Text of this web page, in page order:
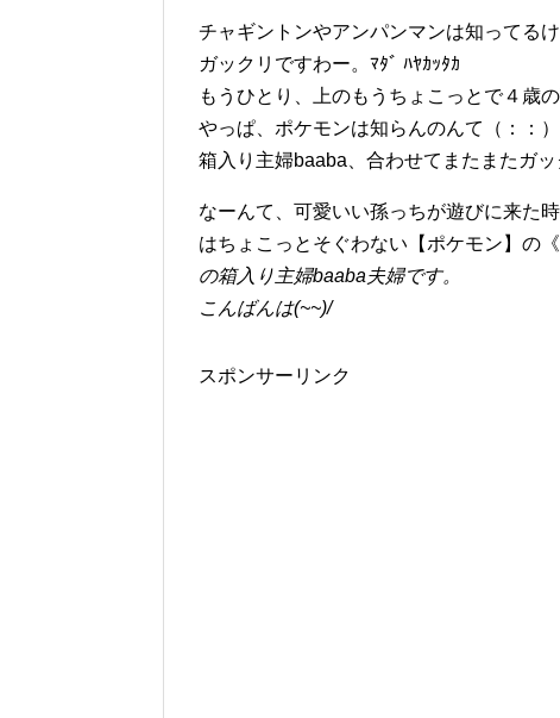
チャギントンやアンパンマンは知ってる
ガックリですわー。ﾏﾀﾞ ﾊﾔｶｯﾀｶ
もうひとり、上のもうちょこっとで４歳
やっぱ、ポケモンは知らんのんて（：：）
箱入り主婦baaba、合わせてまたまたガッ
なーんて、可愛いい孫っちが遊びに来た
はちょこっとそぐわない【ポケモン】の
の箱入り主婦baaba夫婦です。
こんばんは(~~)/
スポンサーリンク